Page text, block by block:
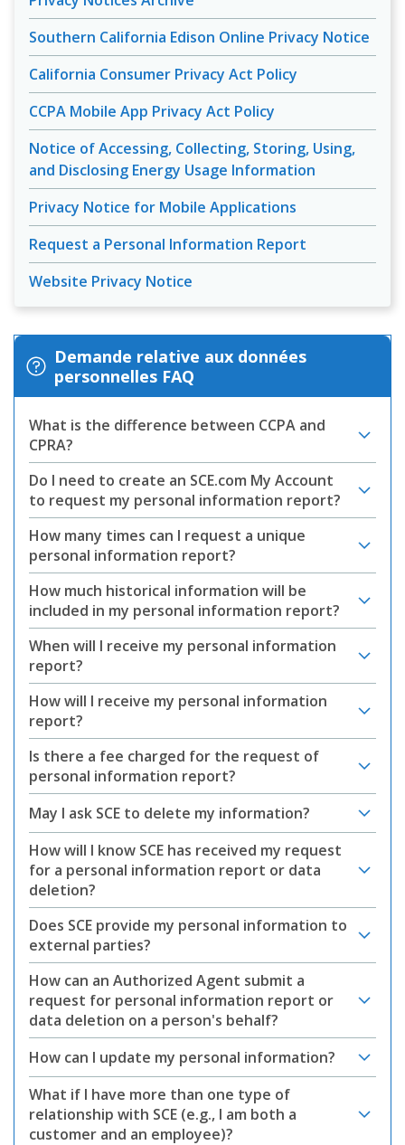
Southern California Edison Online Privacy Notice
California Consumer Privacy Act Policy
CCPA Mobile App Privacy Act Policy
Notice of Accessing, Collecting, Storing, Using,
and Disclosing Energy Usage Information
Privacy Notice for Mobile Applications
Request a Personal Information Report
Website Privacy Notice
Demande relative aux données
personnelles FAQ
What is the difference between CCPA and
CPRA?
Do I need to create an SCE.com My Account
to request my personal information report?
How many times can I request a unique
personal information report?
How much historical information will be
included in my personal information report?
When will I receive my personal information
report?
How will I receive my personal information
report?
Is there a fee charged for the request of
personal information report?
May I ask SCE to delete my information?
How will I know SCE has received my request
for a personal information report or data
deletion?
Does SCE provide my personal information to
external parties?
How can an Authorized Agent submit a
request for personal information report or
data deletion on a person's behalf?
How can I update my personal information?
What if I have more than one type of
relationship with SCE (e.g., I am both a
customer and an employee)?